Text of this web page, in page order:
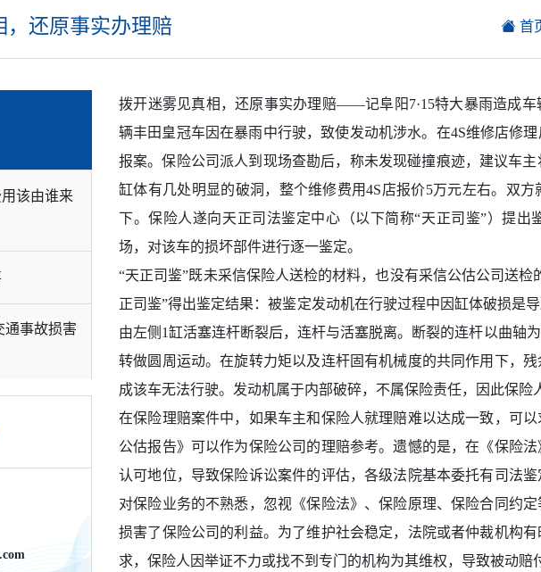
，还原事实办理赔 首
该由谁来
通事故损害
定说公道
保险公司被
拨开迷雾见真相，还原事实办理赔——记阜阳7·15特大暴雨造成车
辆丰田皇冠车因在暴雨中行驶，致使发动机涉水。在4S维修店修
报案。保险公司派人到现场查勘后，称未发现碰撞痕迹，建议车
缸体有几处明显的破洞，整个维修费用4S店报价5万元左右。双
下。保险人遂向天正司法鉴定中心（以下简称“天正司鉴”）提
场，对该车的损坏部件进行逐一鉴定。
“天正司鉴”既未采信保险人送检的材料，也没有采信公估公司送
正司鉴”得出鉴定结果：被鉴定发动机在行驶过程中因缸体破损是
由左侧1缸活塞连杆断裂后，连杆与活塞脱离。断裂的连杆以曲轴
转做圆周运动。在旋转力矩以及连杆固有机械度的共同作用下，
成该车无法行驶。发动机属于内部破碎，不属保险责任，因此保险
在保险理赔案件中，如果车主和保险人就理赔难以达成一致，可
公估报告》可以作为保险公司的理赔参考。遗憾的是，在《保险
认可地位，导致保险诉讼案件的评估，各级法院基本委托有司法
对保险业务的不熟悉，忽视《保险法》、保险原理、保险合同约
损害了保险公司的利益。为了维护社会稳定，法院或者仲裁机构
求，保险人因举证不力或找不到专门的机构为其维权，导致被动赔